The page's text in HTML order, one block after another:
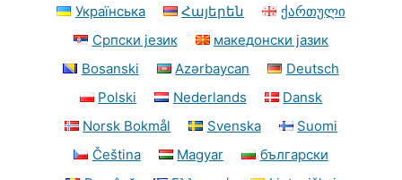
Українська
Հայերեն
ქართული
Српски језик
македонски јазик
Bosanski
Azərbaycan
Deutsch
Polski
Nederlands
Dansk
Norsk Bokmål
Svenska
Suomi
Čeština
Magyar
български